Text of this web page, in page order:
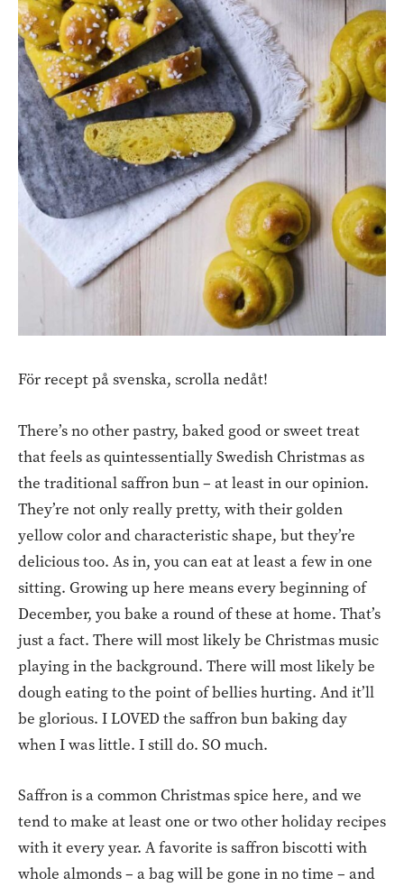
För recept på svenska, scrolla nedåt!
There’s no other pastry, baked good or sweet treat
that feels as quintessentially Swedish Christmas as
the traditional saffron bun – at least in our opinion.
They’re not only really pretty, with their golden
yellow color and characteristic shape, but they’re
delicious too. As in, you can eat at least a few in one
sitting. Growing up here means every beginning of
December, you bake a round of these at home. That’s
just a fact. There will most likely be Christmas music
playing in the background. There will most likely be
dough eating to the point of bellies hurting. And it’ll
be glorious. I LOVED the saffron bun baking day
when I was little. I still do. SO much.
Saffron is a common Christmas spice here, and we
tend to make at least one or two other holiday recipes
with it every year. A favorite is saffron biscotti with
whole almonds – a bag will be gone in no time – and